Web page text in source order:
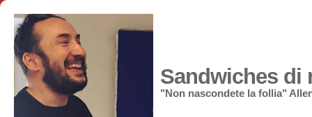
Sandwiches di
"Non nascondete la follia"